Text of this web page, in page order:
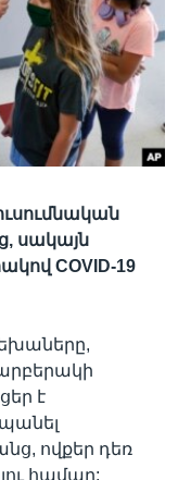
սակայն
COVID-19
է
ովքեր դեռ
համար: